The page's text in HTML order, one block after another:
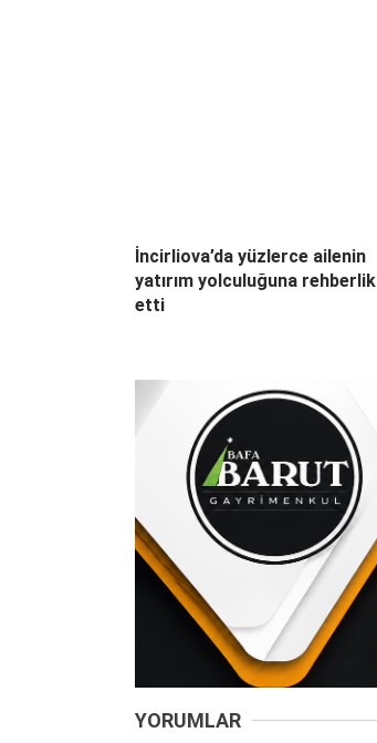
İncirliova’da yüzlerce ailenin
yatırım yolculuğuna rehberlik
etti
YORUMLAR